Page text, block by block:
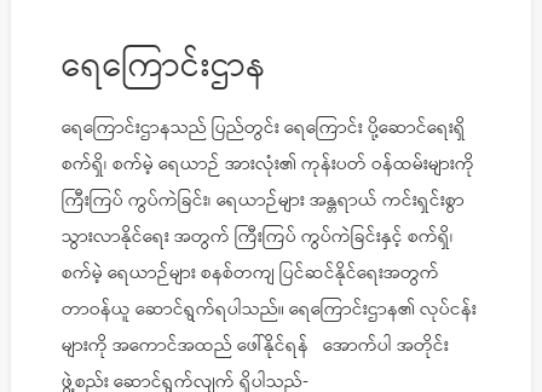
ရေကြောင်းဌာန
ရေကြောင်းဌာနသည် ပြည်တွင်း ရေကြောင်း ပို့ဆောင်ရေးရှိ
စက်ရှိ၊ စက်မဲ့ ရေယာဉ် အားလုံး၏ ကုန်းပတ် ဝန်ထမ်းများကို
ကြီးကြပ် ကွပ်ကဲခြင်း၊ ရေယာဉ်များ အန္တရာယ် ကင်းရှင်းစွာ
သွားလာနိုင်ရေး အတွက် ကြီးကြပ် ကွပ်ကဲခြင်းနှင့် စက်ရှိ၊
စက်မဲ့ ရေယာဉ်များ စနစ်တကျ ပြင်ဆင်နိုင်ရေးအတွက်
တာဝန်ယူ ဆောင်ရွက်ရပါသည်။ ရေကြောင်းဌာန၏ လုပ်ငန်း
များကို အကောင်အထည် ဖေါ်နိုင်ရန် အောက်ပါ အတိုင်း
ဖွဲ့စည်း ဆောင်ရွက်လျက် ရှိပါသည်-